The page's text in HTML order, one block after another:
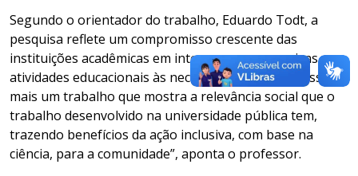
Segundo o orientador do trabalho, Eduardo Todt, a
pesquisa reflete um compromisso crescente das
instituições acadêmicas em integrar suas pesquisas e
atividades educacionais às necessidades sociais. “Esse é
mais um trabalho que mostra a relevância social que o
trabalho desenvolvido na universidade pública tem,
trazendo benefícios da ação inclusiva, com base na
ciência, para a comunidade”, aponta o professor.